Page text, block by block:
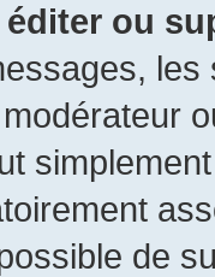
ou
de